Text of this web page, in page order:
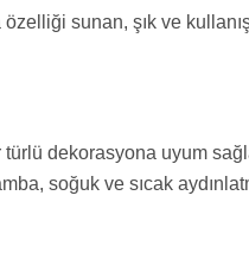
sunan, şık ve
dekorasyona uyum
soğuk ve sıcak